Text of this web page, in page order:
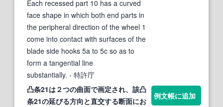
Each recessed part 10 has a curved
face shape in which both end parts in
the peripheral direction of the wheel 1
come into contact with surfaces of the
blade side hooks 5a to 5c so as to
form a tangential line
substantially. - 特許庁
凸条21は２つの曲面で画定され、該凸
条21の延びる方向と直交する断面にお
例文帳に追加